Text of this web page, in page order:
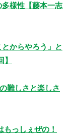
多様性【藤本一志
からやろう」と
難しさと楽しさ
っしぇぜの！